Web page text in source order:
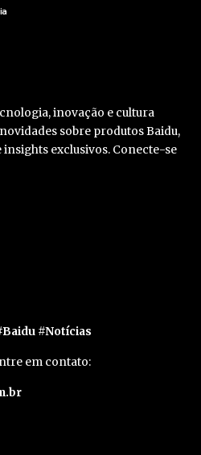
inovação e cultura
sobre produtos Baidu,
exclusivos. Conecte-se
#Notícias
em contato: